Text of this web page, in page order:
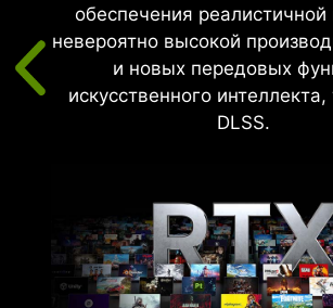
обеспечения реалистичной
невероятно высокой
и новых передовых
искусственного интеллекта,
DLSS.